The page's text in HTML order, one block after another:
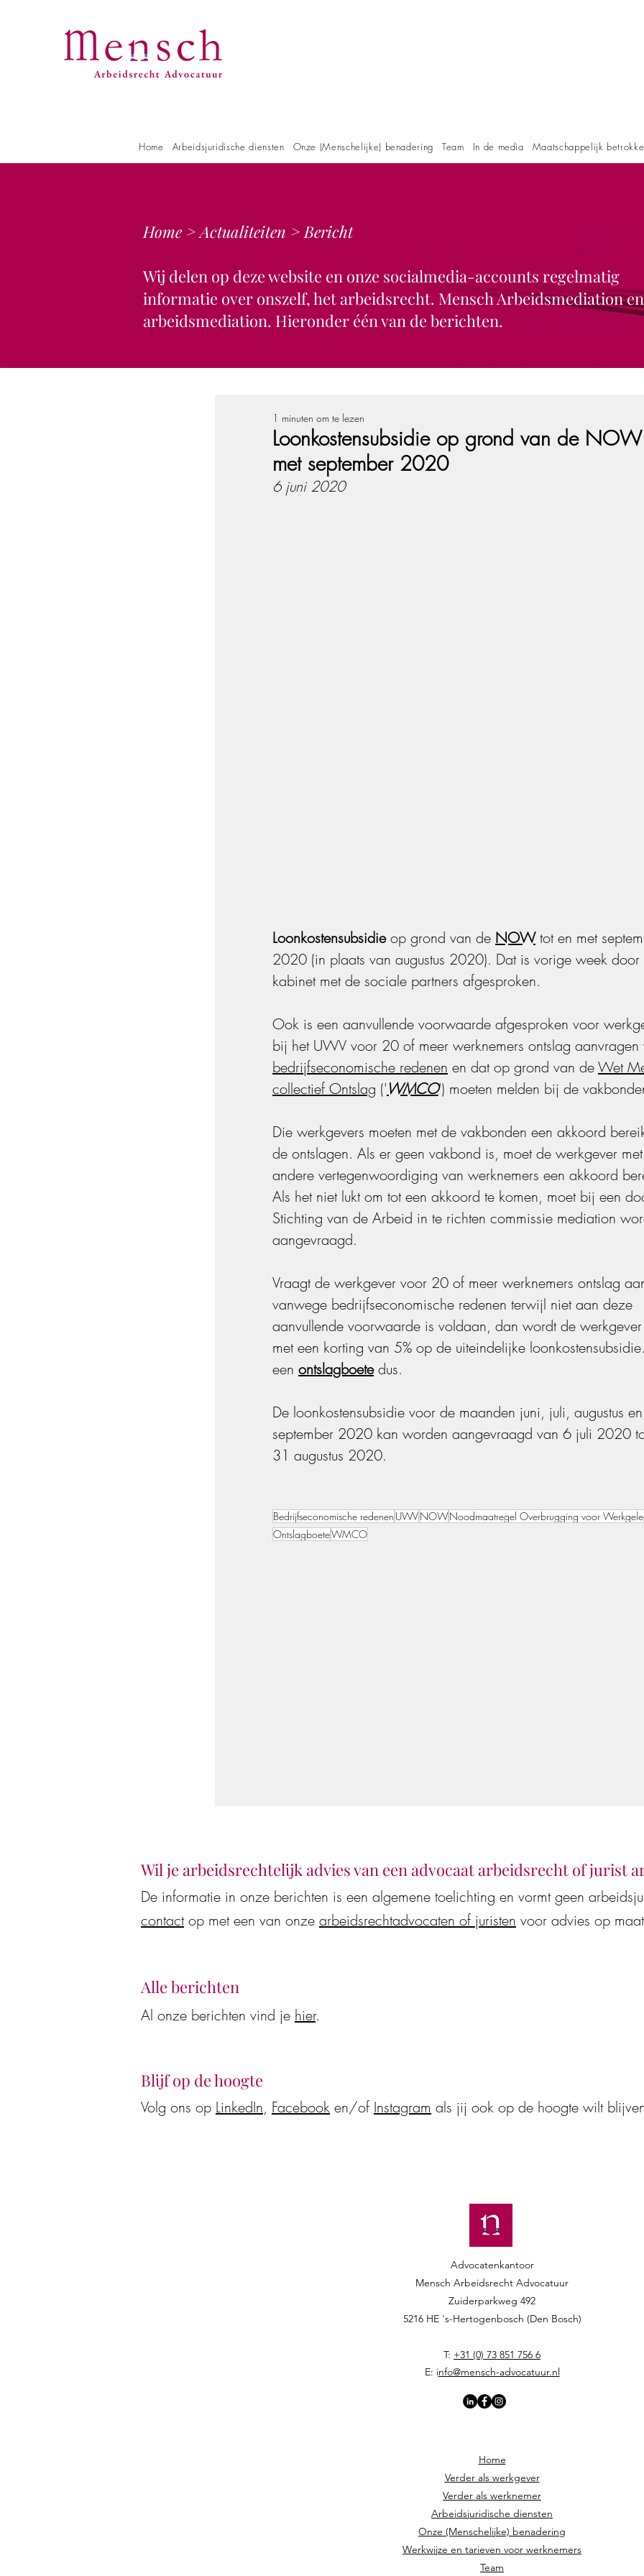
Home Arbeidsjuridische diensten Onze (Menschelijke) benadering Team In de media Maatschappelijk
Home >Actualiteiten > Bericht
Wij delen op deze website en onze socialmedia-accounts regelmatig
informatie over onszelf, het arbeidsrecht. Mensch Arbeidsmediation en
arbeidsmediation. Hieronder één van de berichten.
Loonkostensubsidie op grond van de
met september 2020
1 minuten om te lezen
6 juni 2020
Loonkostensubsidie op grond van de NOW tot en met
2020 (in plaats van augustus 2020). Dat is vorige week door
kabinet met de sociale partners afgesproken.
Ook is een aanvullende voorwaarde afgesproken voor
bij het UWV voor 20 of meer werknemers ontslag
bedrijfseconomische redenen en dat op grond van de Wet
collectief Ontslag ('WMCO') moeten melden bij de
Die werkgevers moeten met de vakbonden een akkoord
de ontslagen. Als er geen vakbond is, moet de werkgever
andere vertegenwoordiging van werknemers een akkoord
Als het niet lukt om tot een akkoord te komen, moet bij een
Stichting van de Arbeid in te richten commissie mediation
aangevraagd.
Vraagt de werkgever voor 20 of meer werknemers ontslag
vanwege bedrijfseconomische redenen terwijl niet aan deze
aanvullende voorwaarde is voldaan, dan wordt de
met een korting van 5% op de uiteindelijke
een ontslagboete dus.
De loonkostensubsidie voor de maanden juni, juli, augustus en
september 2020 kan worden aangevraagd van 6 juli 2020
31 augustus 2020.
Bedrijfseconomische redenen UWVNOWNoodmaatregel Overbrugging voor
OntslagboeteWMCO
Wil je arbeidsrechtelijk advies van een advocaat arbeidsrecht of jurist
De informatie in onze berichten is een algemene toelichting en vormt geen
contactop met een van onze arbeidsrechtadvocaten of juristen voor advies op
Alle berichten
Al onze berichten vind je hier.
Blijf op de hoogte
Volg ons op LinkedIn, Facebook en/of Instagram als jij ook op de hoogte wilt
Advocatenkantoor
Mensch Arbeidsrecht Advocatuur​​
Zuiderparkweg 492
5216 HE 's-Hertogenbosch (Den Bosch)
T: +31 (0) 73 851 756 6
E: info@mensch-advocatuur.nl
Home
Verder als werkgever
Verder als werknemer
Arbeidsjuridische diensten
Onze (Menschelijke) benadering
Werkwijze en tarieven voor werknemers
Team